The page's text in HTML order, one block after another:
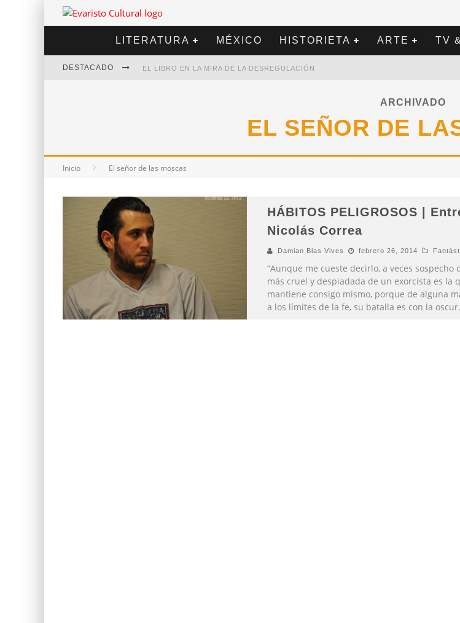
LITERATURA MÉXICO HISTORIETA ARTE TV
DESTACADO EL LIBRO EN LA MIRA DE LA DESREGULACIÓN
DIEGO MERET | HOTEL ACAPULCO
ARCHIVADO
EL SEÑOR DE
Inicio El señor de las moscas
HÁBITOS PELIGROSOS |
Nicolás Correa
Damian Blas Vives febrero 26, 2014
“Aunque me cueste decirlo, a veces sospecho
más cruel y despiadada de un exorcista es la
mantiene consigo mismo, porque de alguna
a los límites de la fe, su batalla es con la oscur